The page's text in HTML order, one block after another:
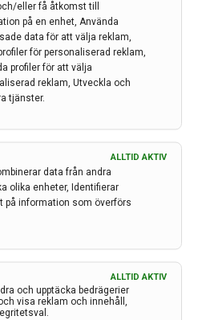
eller få åtkomst till
på en enhet, Använda
data för att välja reklam,
för personaliserad reklam,
profiler för att välja
reklam, Utveckla och
tjänster.
ALLTID AKTIV
data från andra
olika enheter, Identifierar
på information som överförs
och upptäcka bedrägerier
visa reklam och innehåll,
ALLTID AKTIV
hjärnan hos män och
Lewy-kroppar (DLB) en